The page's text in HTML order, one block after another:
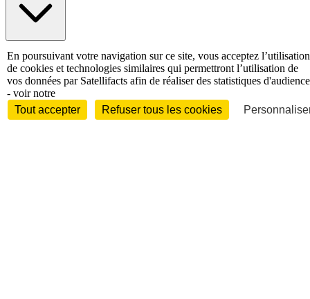
Personnalités
En poursuivant votre navigation sur ce site, vous acceptez l’utilisation
de cookies et technologies similaires qui permettront l’utilisation de
vos données par Satellifacts afin de réaliser des statistiques d'audience
- voir notre
Tout accepter
Refuser tous les cookies